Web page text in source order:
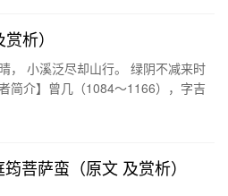
析）
， 小溪泛尽却山行。 绿阴不减来时
简介】曾几（1084～1166），字吉
菩萨蛮（原文 及赏析）